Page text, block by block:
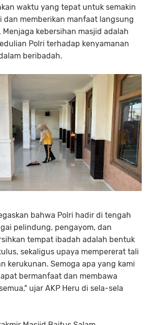
waktu yang tepat untuk semakin
dan memberikan manfaat langsung
Menjaga kebersihan masjid adalah
Polri terhadap kenyamanan
beribadah.
bahwa Polri hadir di tengah
pelindung, pengayom, dan
tempat ibadah adalah bentuk
sekaligus upaya mempererat tali
kerukunan. Semoga apa yang kami
bermanfaat dan membawa
ujar AKP Heru di sela-sela